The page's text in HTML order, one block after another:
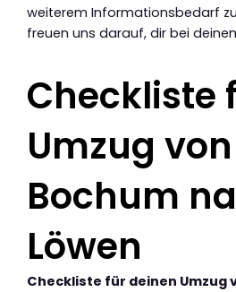
weiterem Informationsbedarf
freuen uns darauf, dir bei
Checkliste
Umzug von
Bochum
Löwen
Checkliste für deinen Umzug